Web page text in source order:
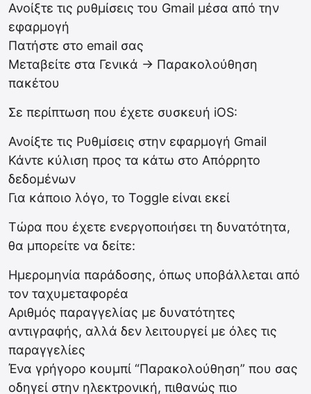
Ανοίξτε τις ρυθμίσεις του Gmail μέσα από την
εφαρμογή
Πατήστε στο email σας
Μεταβείτε στα Γενικά -> Παρακολούθηση
πακέτου
Σε περίπτωση που έχετε συσκευή iOS:
Ανοίξτε τις Ρυθμίσεις στην εφαρμογή Gmail
Κάντε κύλιση προς τα κάτω στο Απόρρητο
δεδομένων
Για κάποιο λόγο, το Toggle είναι εκεί
Τώρα που έχετε ενεργοποιήσει τη δυνατότητα,
θα μπορείτε να δείτε:
Ημερομηνία παράδοσης, όπως υποβάλλεται από
τον ταχυμεταφορέα
Αριθμός παραγγελίας με δυνατότητες
αντιγραφής, αλλά δεν λειτουργεί με όλες τις
παραγγελίες
Ένα γρήγορο κουμπί “Παρακολούθηση” που σας
οδηγεί στην ηλεκτρονική, πιθανώς πιο